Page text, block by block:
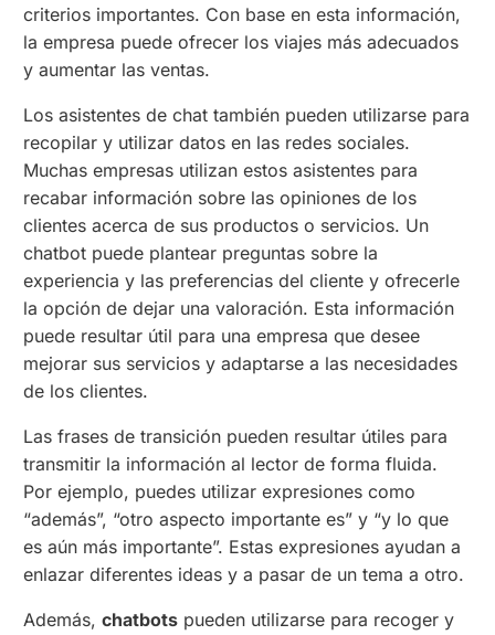
criterios importantes. Con base en esta información,
la empresa puede ofrecer los viajes más adecuados
y aumentar las ventas.
Los asistentes de chat también pueden utilizarse para
recopilar y utilizar datos en las redes sociales.
Muchas empresas utilizan estos asistentes para
recabar información sobre las opiniones de los
clientes acerca de sus productos o servicios. Un
chatbot puede plantear preguntas sobre la
experiencia y las preferencias del cliente y ofrecerle
la opción de dejar una valoración. Esta información
puede resultar útil para una empresa que desee
mejorar sus servicios y adaptarse a las necesidades
de los clientes.
Las frases de transición pueden resultar útiles para
transmitir la información al lector de forma fluida.
Por ejemplo, puedes utilizar expresiones como
“además”, “otro aspecto importante es” y “y lo que
es aún más importante”. Estas expresiones ayudan a
enlazar diferentes ideas y a pasar de un tema a otro.
Además,chatbots pueden utilizarse para recoger y